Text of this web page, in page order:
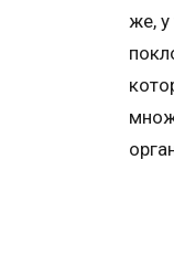
же, у